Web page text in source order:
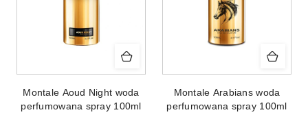
Montale Aoud Night woda
perfumowana spray 100ml
Montale Arabians woda
perfumowana spray 100ml